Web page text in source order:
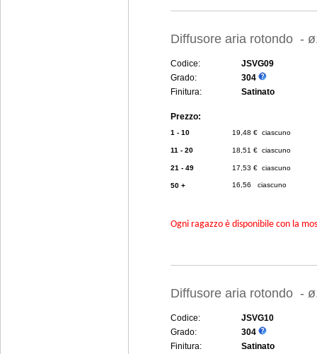
Diffusore aria rotondo -
Codice:
JSVG09
Grado:
304
Finitura:
Satinato
Prezzo:
1 - 10 19,48 € ciascuno
11 - 20 18,51 € ciascuno
21 - 49 17,53 € ciascuno
50 + 16,56  ciascuno
Ogni ragazzo è disponibile con la
Diffusore aria rotondo -
Codice:
JSVG10
Grado:
304
Finitura:
Satinato